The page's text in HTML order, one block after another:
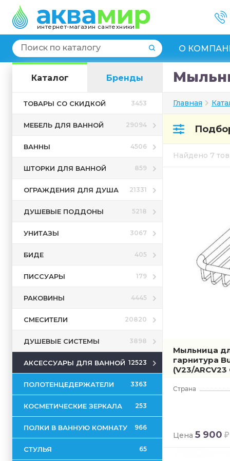
интернет-магазин сантехники
О
Каталог Бренды
ТОВАРЫ СО СКИДКОЙ 3453
МЕБЕЛЬ ДЛЯ ВАННОЙ 29094
ВАННЫ 4506
ШТОРКИ ДЛЯ ВАННОЙ 859
ОГРАЖДЕНИЯ ДЛЯ ДУША 21331
ДУШЕВЫЕ ПОДДОНЫ 5218
УНИТАЗЫ 3067
БИДЕ 405
ПИССУАРЫ 179
РАКОВИНЫ 4445
СМЕСИТЕЛИ 20820
ДУШЕВЫЕ СИСТЕМЫ 3898
АКСЕССУАРЫ ДЛЯ ВАННОЙ 12523
ПОЛОТЕНЦЕДЕРЖАТЕЛИ 3363
КОСМЕТИЧЕСКИЕ ЗЕРКАЛА 253
ПОЛКИ В ВАННУЮ КОМНАТУ 966
СТУЛЬЯ 65
Главная
Найдено 7
Мыльница
гарнитура
(V23/ARCV23
Цена 5 900